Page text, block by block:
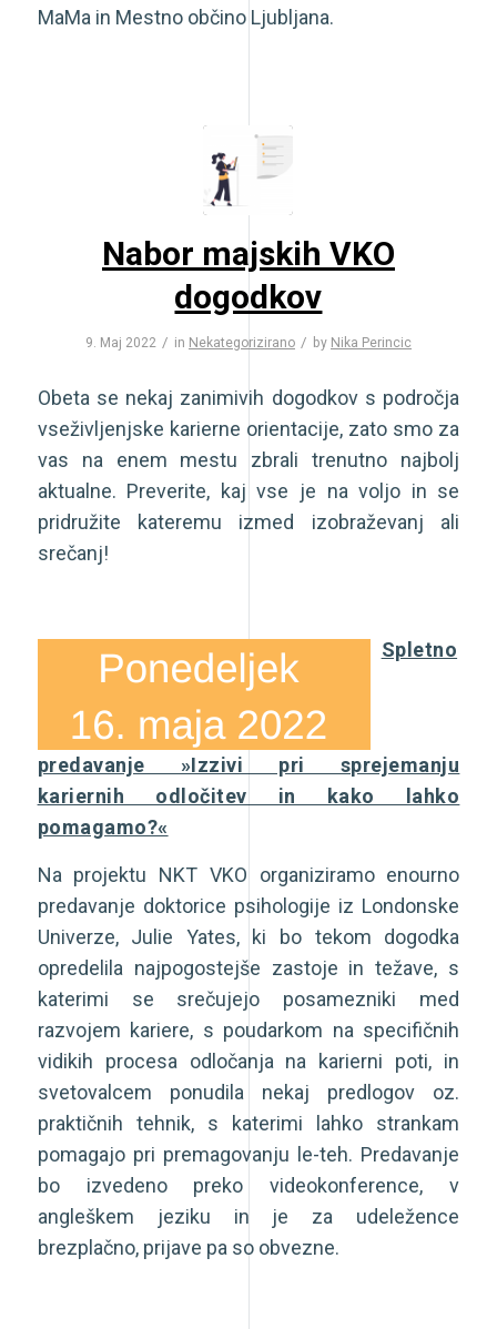
MaMa in Mestno občino Ljubljana.
Nabor majskih VKO
dogodkov
9. Maj 2022 / in Nekategorizirano / by Nika Perincic
Obeta se nekaj zanimivih dogodkov s področja
vseživljenjske karierne orientacije, zato smo za
vas na enem mestu zbrali trenutno najbolj
aktualne. Preverite, kaj vse je na voljo in se
pridružite kateremu izmed izobraževanj ali
srečanj!
Spletno
predavanje »Izzivi pri sprejemanju
kariernih odločitev in kako lahko
pomagamo?«
Na projektu NKT VKO organiziramo enourno
predavanje doktorice psihologije iz Londonske
Univerze, Julie Yates, ki bo tekom dogodka
opredelila najpogostejše zastoje in težave, s
katerimi se srečujejo posamezniki med
razvojem kariere, s poudarkom na specifičnih
vidikih procesa odločanja na karierni poti, in
svetovalcem ponudila nekaj predlogov oz.
praktičnih tehnik, s katerimi lahko strankam
pomagajo pri premagovanju le-teh. Predavanje
bo izvedeno preko videokonference, v
angleškem jeziku in je za udeležence
brezplačno, prijave pa so obvezne.